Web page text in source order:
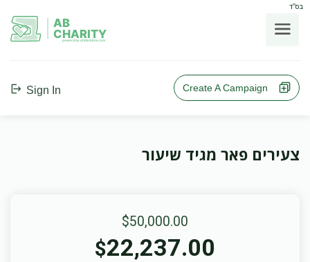
בס"ד
AB
CHARITY
powerd by ahblicklive.com
Sign In Create A Campaign
צעירים פאר מגיד שיעור
$50,000.00
$22,237.00